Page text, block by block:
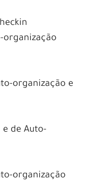
organização
organização e
e de Auto-
organização